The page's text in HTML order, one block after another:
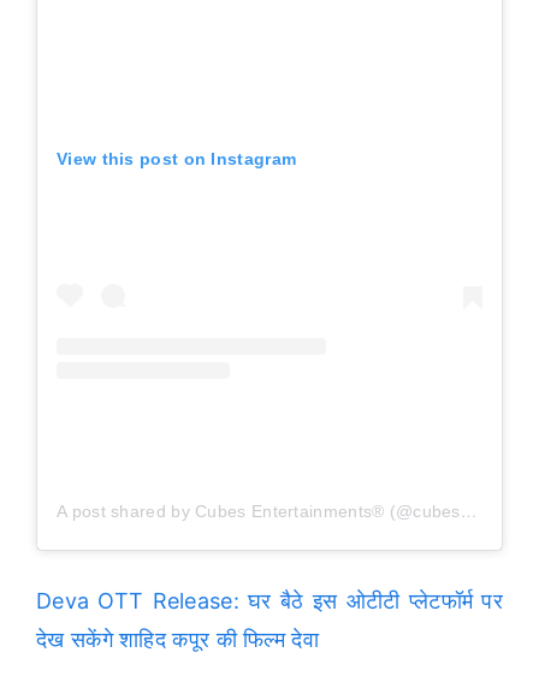
View this post on Instagram
A post shared by Cubes Entertainments®️ (@cubesentertainments)
Deva OTT Release: घर बैठे इस ओटीटी प्लेटफॉर्म पर
देख सकेंगे शाहिद कपूर की फिल्म देवा